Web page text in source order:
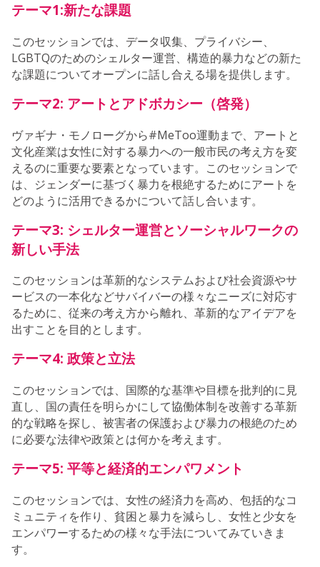
テーマ1:新たな課題
このセッションでは、データ収集、プライバシー、
LGBTQのためのシェルター運営、構造的暴力などの新た
な課題についてオープンに話し合える場を提供します。
テーマ2: アートとアドボカシー（啓発）
ヴァギナ・モノローグから#MeToo運動まで、アートと
文化産業は女性に対する暴力への一般市民の考え方を変
えるのに重要な要素となっています。このセッションで
は、ジェンダーに基づく暴力を根絶するためにアートを
どのように活用できるかについて話し合います。
テーマ3: シェルター運営とソーシャルワークの
新しい手法
このセッションは革新的なシステムおよび社会資源やサ
ービスの一本化などサバイバーの様々なニーズに対応す
るために、従来の考え方から離れ、革新的なアイデアを
出すことを目的とします。
テーマ4: 政策と立法
このセッションでは、国際的な基準や目標を批判的に見
直し、国の責任を明らかにして協働体制を改善する革新
的な戦略を探し、被害者の保護および暴力の根絶のため
に必要な法律や政策とは何かを考えます。
テーマ5: 平等と経済的エンパワメント
このセッションでは、女性の経済力を高め、包括的なコ
ミュニティを作り、貧困と暴力を減らし、女性と少女を
エンパワーするための様々な手法についてみていきま
す。